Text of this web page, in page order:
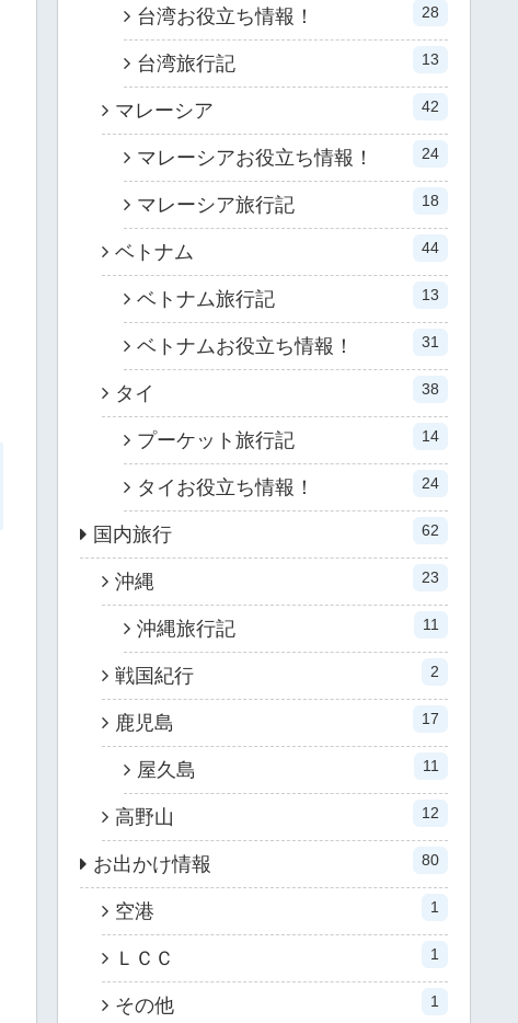
台湾お役立ち情報！ 28
台湾旅行記 13
マレーシア 42
マレーシアお役立ち情報！ 24
マレーシア旅行記 18
ベトナム 44
ベトナム旅行記 13
ベトナムお役立ち情報！ 31
タイ 38
プーケット旅行記 14
タイお役立ち情報！ 24
国内旅行 62
沖縄 23
沖縄旅行記 11
戦国紀行 2
鹿児島 17
屋久島 11
高野山 12
お出かけ情報 80
空港 1
ＬＣＣ 1
その他 1